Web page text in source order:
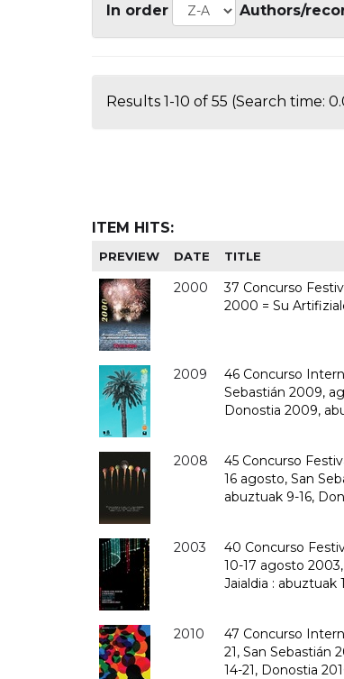
In order Authors/
Results 1-10 of 55 (Search time:
ITEM HITS:
PREVIEW DATE TITLE
2000
37 Concurso
2000 = Su
2009
46 Concurso
Sebastián 2009,
Donostia 2009,
2008
45 Concurso
16 agosto, San
abuztuak 9-16,
2003
40 Concurso
10-17 agosto
Jaialdia : abuztuak
2010
47 Concurso
21, San Sebastián
14-21, Donostia